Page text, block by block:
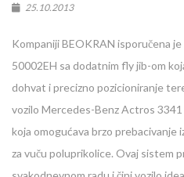
25.10.2013
Kompaniji BEOKRAN isporučena je
50002EH sa dodatnim fly jib-om
dohvat i precizno pozicioniranje
vozilo Mercedes-Benz Actros
koja omogućava brzo prebacivanje
za vuču poluprikolice. Ovaj sistem